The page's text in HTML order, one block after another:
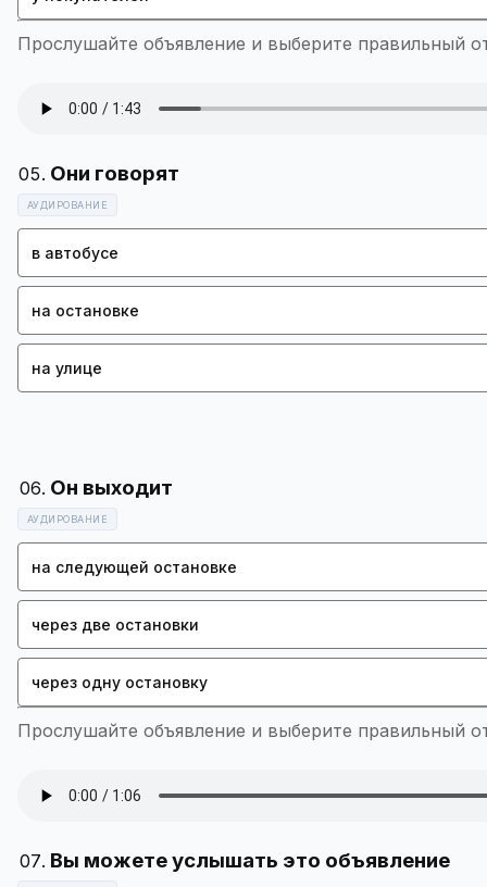
Прослушайте объявление и выберите правильный
АУДИРОВАНИЕ
в автобусе
на остановке
на улице
АУДИРОВАНИЕ
на следующей остановке
через две остановки
через одну остановку
Прослушайте объявление и выберите правильный